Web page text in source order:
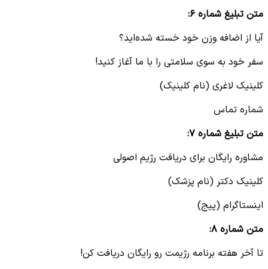
متن تبلیغ شماره ۶ :
آیا از اضافه وزن خود خسته شده‌اید؟
سفر خود به سوی سلامتی را با ما آغاز کنید!
کلینیک لاغری (نام کلینیک)
شماره تماس
متن تبلیغ شماره ۷
:
مشاوره رایگان برای دریافت رژیم اصولی
کلینیک دکتر (نام پزشک)
اینستاگرام (پیج)
متن شماره ۸
:
تا آخر هفته برنامه رژیمت رو رایگان دریافت کن!